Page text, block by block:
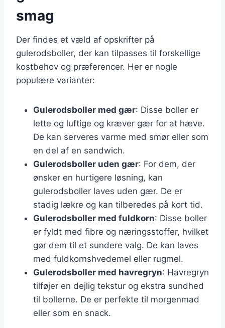
smag
Der findes et væld af opskrifter på
gulerodsboller, der kan tilpasses til forskellige
kostbehov og præferencer. Her er nogle
populære varianter:
Gulerodsboller med gær: Disse boller er
lette og luftige og kræver gær for at hæve.
De kan serveres varme med smør eller som
en del af en sandwich.
Gulerodsboller uden gær: For dem, der
ønsker en hurtigere løsning, kan
gulerodsboller laves uden gær. De er
stadig lækre og kan tilberedes på kort tid.
Gulerodsboller med fuldkorn: Disse boller
er fyldt med fibre og næringsstoffer, hvilket
gør dem til et sundere valg. De kan laves
med fuldkornshvedemel eller rugmel.
Gulerodsboller med havregryn: Havregryn
tilføjer en dejlig tekstur og ekstra sundhed
til bollerne. De er perfekte til morgenmad
eller som en snack.